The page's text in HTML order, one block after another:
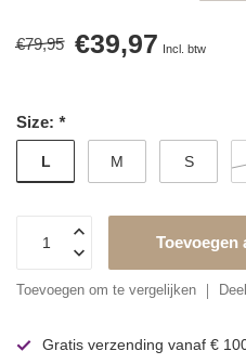
€79,95 €39,97 Incl. btw
Size: *
L M S
Toevoegen
Toevoegen om te vergelijken
Gratis verzending vanaf €